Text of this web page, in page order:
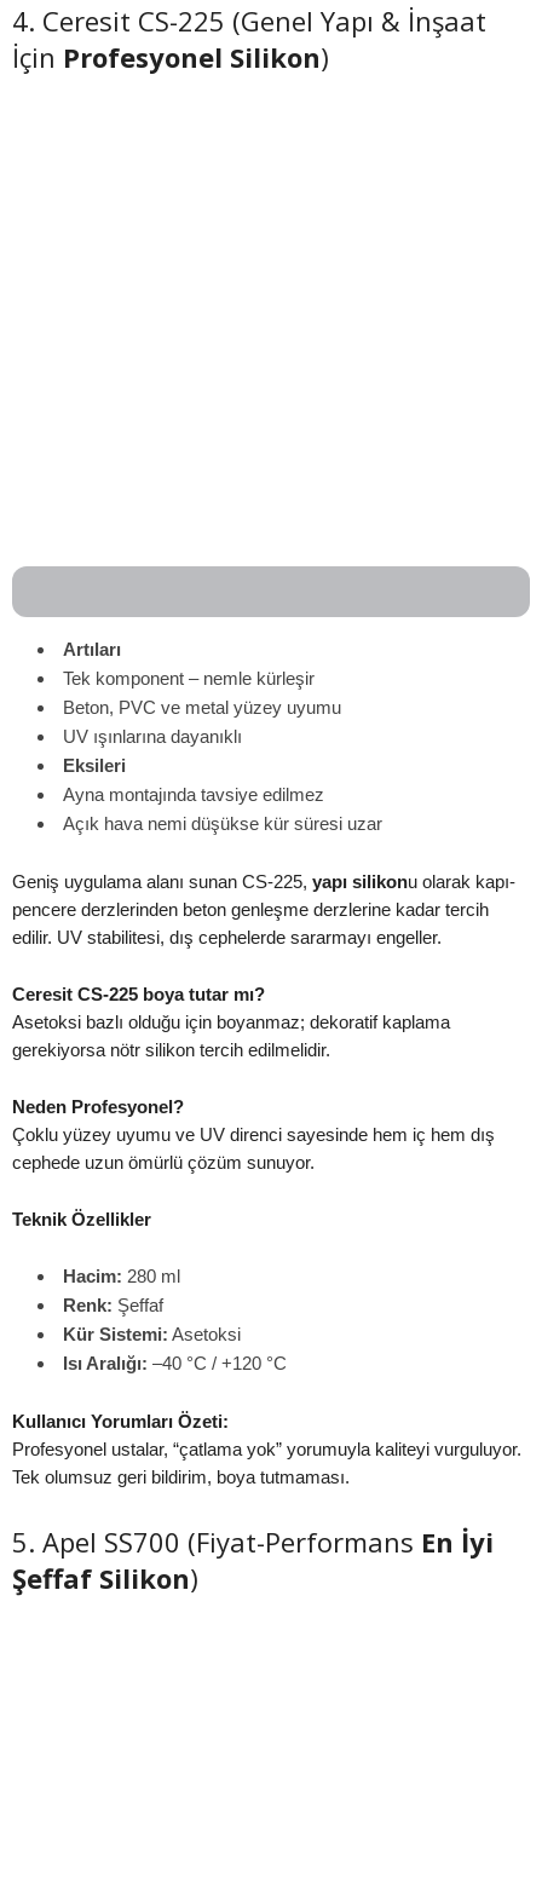
4. Ceresit CS-225 (Genel Yapı & İnşaat
İçin Profesyonel Silikon)
Artıları
Tek komponent – nemle kürleşir
Beton, PVC ve metal yüzey uyumu
UV ışınlarına dayanıklı
Eksileri
Ayna montajında tavsiye edilmez
Açık hava nemi düşükse kür süresi uzar
Geniş uygulama alanı sunan CS-225, yapı silikonu olarak kapı-
pencere derzlerinden beton genleşme derzlerine kadar tercih
edilir. UV stabilitesi, dış cephelerde sararmayı engeller.
Ceresit CS-225 boya tutar mı?
Asetoksi bazlı olduğu için boyanmaz; dekoratif kaplama
gerekiyorsa nötr silikon tercih edilmelidir.
Neden Profesyonel?
Çoklu yüzey uyumu ve UV direnci sayesinde hem iç hem dış
cephede uzun ömürlü çözüm sunuyor.
Teknik Özellikler
Hacim: 280 ml
Renk: Şeffaf
Kür Sistemi: Asetoksi
Isı Aralığı: –40 °C / +120 °C
Kullanıcı Yorumları Özeti:
Profesyonel ustalar, “çatlama yok” yorumuyla kaliteyi vurguluyor.
Tek olumsuz geri bildirim, boya tutmaması.
5. Apel SS700 (Fiyat-Performans En İyi
Şeffaf Silikon)